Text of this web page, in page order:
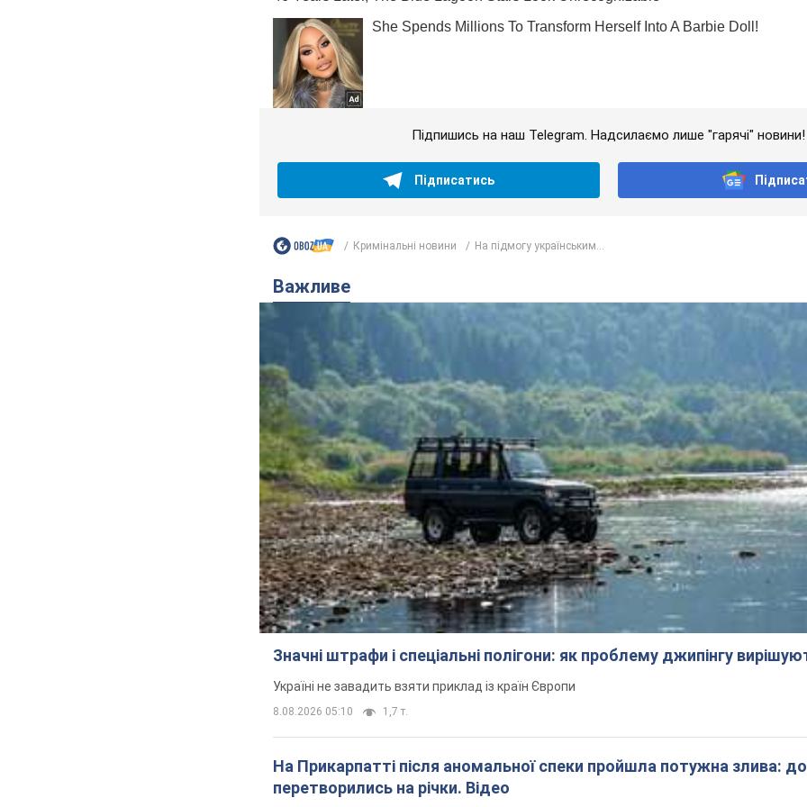
Підпишись на наш Telegram. Надсилаємо лише "гарячі" новини!
Підписатись
Кримінальні новини На підмогу українським...
Важливе
Значні штрафи і спеціальні полігони: як проблему джипінгу
Україні не завадить взяти приклад із країн Європи
8.08.2026 05:10 1,7 т.
На Прикарпатті після аномальної спеки пройшла потужна злива:
перетворились на річки. Відео